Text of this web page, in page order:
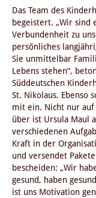
Das Team des
begeistert. „Wir sind
Verbundenheit zu
persönliches
Sie unmittelbar
Lebens stehen“,
Süddeutschen
St. Nikolaus. Ebenso
mit ein. Nicht nur auf
über ist Ursula Maul
verschiedenen
Kraft in der
und versendet
bescheiden: „Wir
gesund, haben
ist uns Motivation